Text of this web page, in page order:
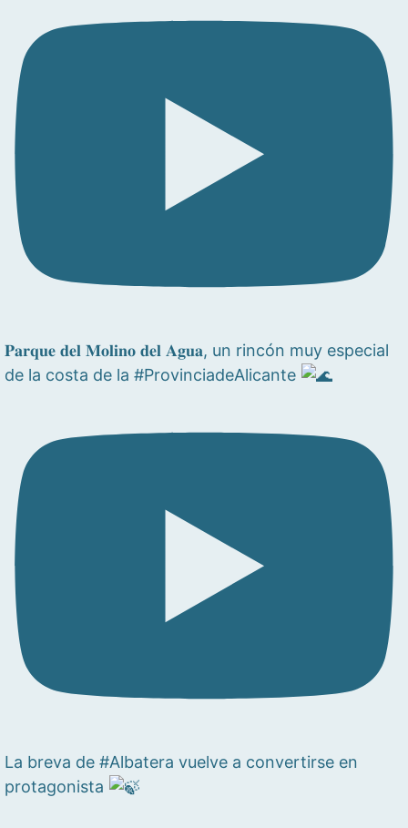
𝐏𝐚𝐫𝐪𝐮𝐞 𝐝𝐞𝐥 𝐌𝐨𝐥𝐢𝐧𝐨 𝐝𝐞𝐥 𝐀𝐠𝐮𝐚, un rincón muy especial
de la costa de la #ProvinciadeAlicante
La breva de #Albatera vuelve a convertirse en
protagonista